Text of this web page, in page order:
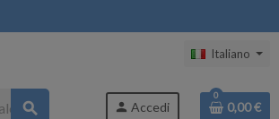
Italiano
search person Accedi
0
0,00 €